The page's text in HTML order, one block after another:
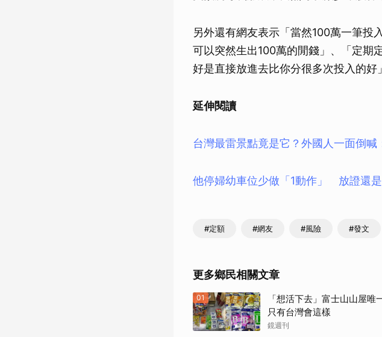
另外還有網友表示「當然100萬一筆投
可以突然生出100萬的閒錢」、「定期
好是直接放進去比你分很多次投入的好
延伸閱讀
台灣最雷景點竟是它？外國人一面倒喊
他停婦幼車位少做「1動作」 放證還
#定額 #網友 #風險 #發文
更多鄉民相關文章
01
「想活下去」富士山山屋
只有台灣會這樣
鏡週刊